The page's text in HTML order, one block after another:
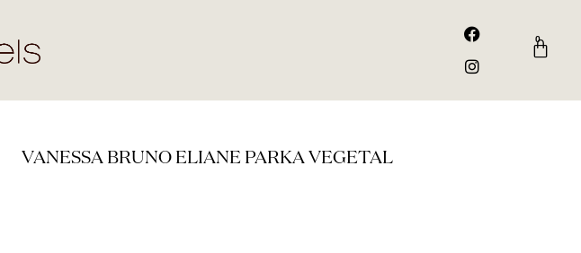
F
a
c
e
o
I
n
s
t
g
0
Kurv
VANESSA BRUNO ELIANE PARKA VEGETAL